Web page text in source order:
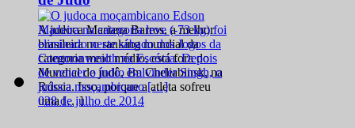
A judoca Mariana Barros, a melhor
brasileira no ranking mundial da
categoria meio médio, está fora do
Mundial de judô, em Cheliabinsk, na
Rússia. Isso, porque a atleta sofreu
uma […]
028 de julho de 2014